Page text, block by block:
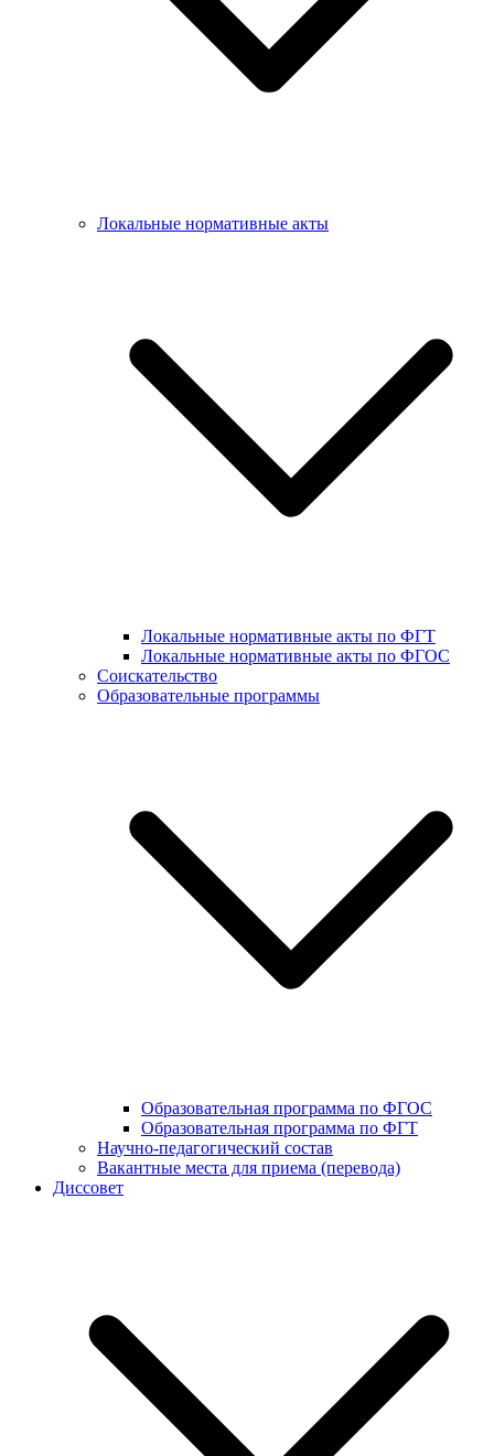
Локальные нормативные акты
Локальные нормативные акты по ФГТ
Локальные нормативные акты по ФГОС
Соискательство
Образовательные программы
Образовательная программа по ФГОС
Образовательная программа по ФГТ
Научно-педагогический состав
Вакантные места для приема (перевода)
Диссовет